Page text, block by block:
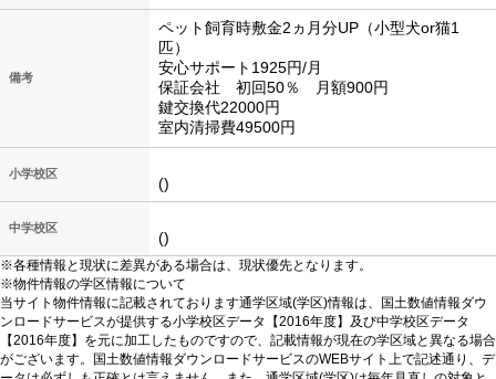
備考
ペット飼育時敷金2ヵ月分UP（小型犬or猫1
匹）
安心サポート1925円/月
保証会社 初回50％ 月額900円
鍵交換代22000円
室内清掃費49500円
小学校区
()
中学校区
()
※各種情報と現状に差異がある場合は、現状優先となります。
※物件情報の学区情報について
当サイト物件情報に記載されております通学区域(学区)情報は、国土数値情報ダウ
ンロードサービスが提供する小学校区データ【2016年度】及び中学校区データ
【2016年度】を元に加工したものですので、記載情報が現在の学区域と異なる場合
がございます。国土数値情報ダウンロードサービスのWEBサイト上で記述通り、デ